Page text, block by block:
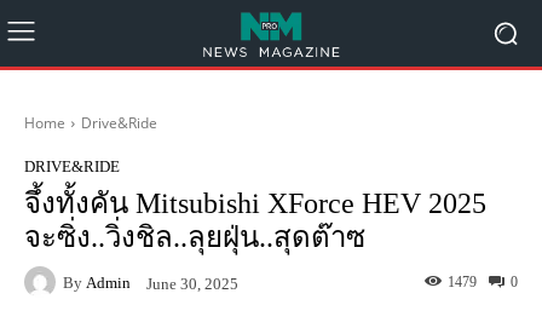
Home Drive&Ride
DRIVE&RIDE
จึ้งทั้งคัน Mitsubishi XForce HEV 2025
จะซิ่ง..วิ่งชิล..ลุยฝุ่น..สุดต๊าซ
By Admin June 30, 2025 0
1479